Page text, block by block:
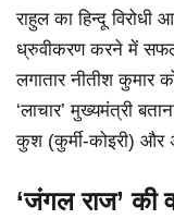
राहुल का हिन्दू विरोधी
ध्रुवीकरण करने में सफल
लगातार नीतीश कुमार
‘लाचार’ मुख्यमंत्री
कुश (कुर्मी-कोइरी) और
‘जंगल राज’ की